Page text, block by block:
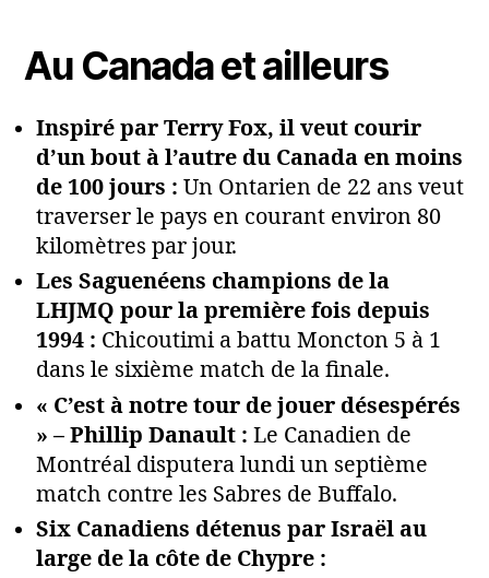
Au Canada et ailleurs
Inspiré par Terry Fox, il veut courir
d’un bout à l’autre du Canada en moins
de 100 jours : Un Ontarien de 22 ans veut
traverser le pays en courant environ 80
kilomètres par jour.
Les Saguenéens champions de la
LHJMQ pour la première fois depuis
1994 : Chicoutimi a battu Moncton 5 à 1
dans le sixième match de la finale.
« C’est à notre tour de jouer désespérés
» – Phillip Danault : Le Canadien de
Montréal disputera lundi un septième
match contre les Sabres de Buffalo.
Six Canadiens détenus par Israël au
large de la côte de Chypre :